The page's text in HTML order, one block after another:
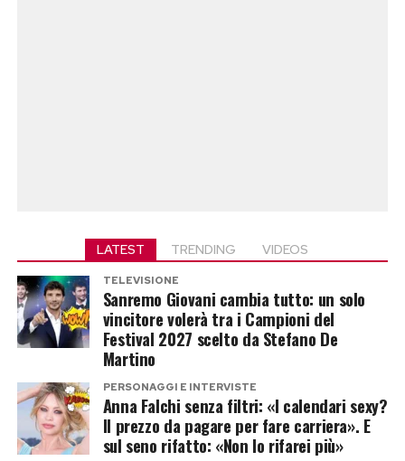
LATEST TRENDING VIDEOS
TELEVISIONE
Sanremo Giovani cambia tutto: un solo
vincitore volerà tra i Campioni del
Festival 2027 scelto da Stefano De
Martino
PERSONAGGI E INTERVISTE
Anna Falchi senza filtri: «I calendari sexy?
Il prezzo da pagare per fare carriera». E
sul seno rifatto: «Non lo rifarei più»